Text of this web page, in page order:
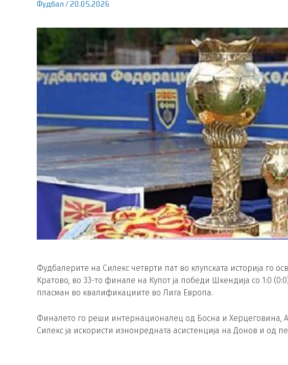
Фудбал /20.05.2026
Фудбалерите на Силекс четврти пат во клупската историја го
Кратово, во 33-то финале на Купот ја победи Шкендија со 1:0
пласман во квалификациите во Лига Европа.
Финалето го реши интернационалец од Босна и Херцеговина,
Силекс ја искористи изнонредната асистенција на Донов и од